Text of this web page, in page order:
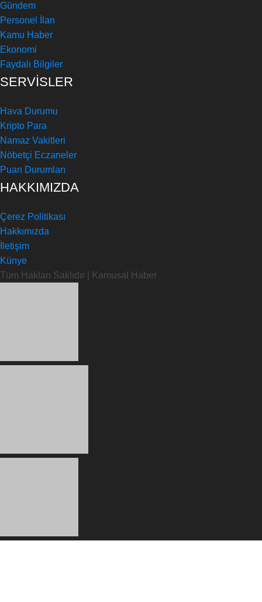
Gündem
Personel İlan
Kamu Haber
Ekonomi
Faydalı Bilgiler
SERVİSLER
Hava Durumu
Kripto Para
Namaz Vakitleri
Nöbetçi Eczaneler
Puan Durumları
HAKKIMIZDA
Çerez Politikası
Hakkımızda
İletişim
Künye
Tüm Hakları Saklıdır | Kamusal Haber